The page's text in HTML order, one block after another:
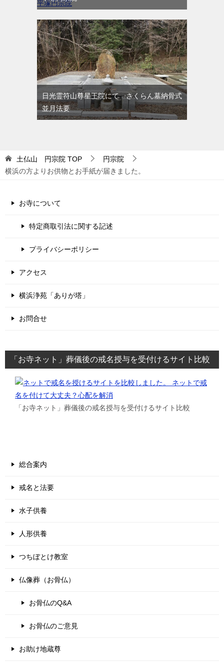
日光霊符山尊星王院にて さくらん墓納骨式
並月法要
土仏山 円宗院 TOP
円宗院
横浜の方よりお供物とお手紙が届きました。
お寺について
特定商取引法に関する記述
プライバシーポリシー
アクセス
横浜浄苑「ありが塔」
お問合せ
「お寺ネット」葬儀後の戒名授与を受付けるサイト比較
「お寺ネット」葬儀後の戒名授与を受付けるサイト比較
総合案内
戒名と法要
水子供養
人形供養
つちぼとけ教室
仏像葬（お骨仏）
お骨仏のQ&A
お骨仏のご意見
お助け地蔵尊